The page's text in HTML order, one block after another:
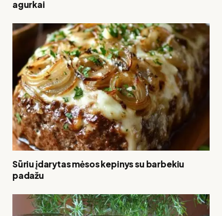
agurkai
Sūriu įdarytas mėsos kepinys su barbekiu
padažu